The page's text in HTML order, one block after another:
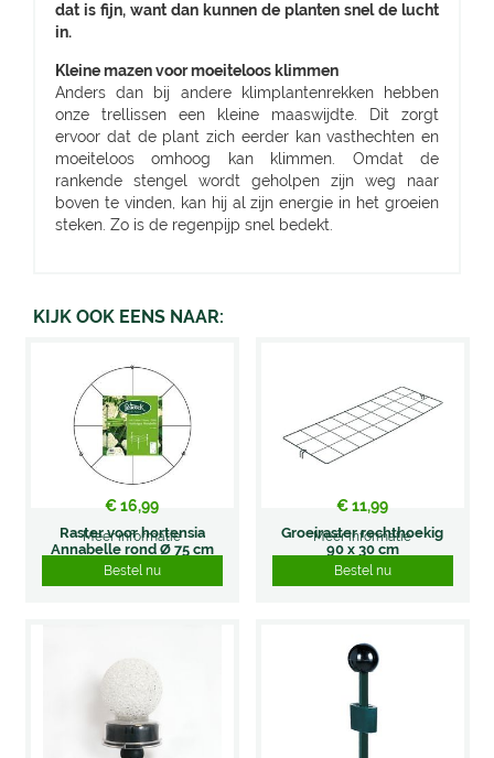
dat is fijn, want dan kunnen de planten snel de lucht
in.
Kleine mazen voor moeiteloos klimmen
Anders dan bij andere klimplantenrekken hebben
onze trellissen een kleine maaswijdte. Dit zorgt
ervoor dat de plant zich eerder kan vasthechten en
moeiteloos omhoog kan klimmen. Omdat de
rankende stengel wordt geholpen zijn weg naar
boven te vinden, kan hij al zijn energie in het groeien
steken. Zo is de regenpijp snel bedekt.
KIJK OOK EENS NAAR:
Raster voor hortensia
Annabelle rond Ø 75 cm
€16,99
Meer informatie
Bestel nu
Groeiraster rechthoekig
90 x 30 cm
€11,99
Meer informatie
Bestel nu